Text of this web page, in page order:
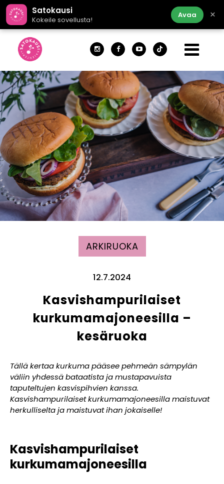
Satokausi
Kokeile sovellusta!
Avaa ×
ARKIRUOKA
12.7.2024
Kasvishampurilaiset
kurkumamajoneesilla –
kesäruoka
Tällä kertaa kurkuma pääsee pehmeän sämpylän
väliin yhdessä bataatista ja mustapavuista
taputeltujen kasvispihvien kanssa.
Kasvishampurilaiset kurkumamajoneesilla maistuvat
herkulliselta ja maistuvat ihan jokaiselle!
Kasvishampurilaiset
kurkumamajoneesilla